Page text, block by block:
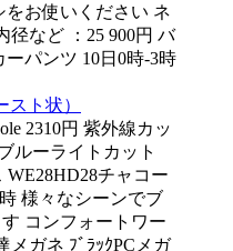
お使いください ネ
径など ：25 900円 バ
パンツ 10日0時-3時
ト状）
2310円 紫外線カッ
ルーライトカット
WE28HD28チャコー
様々なシーンでブ
コンフォートワー
メガネ ﾌﾞﾗｯｸPCメガ